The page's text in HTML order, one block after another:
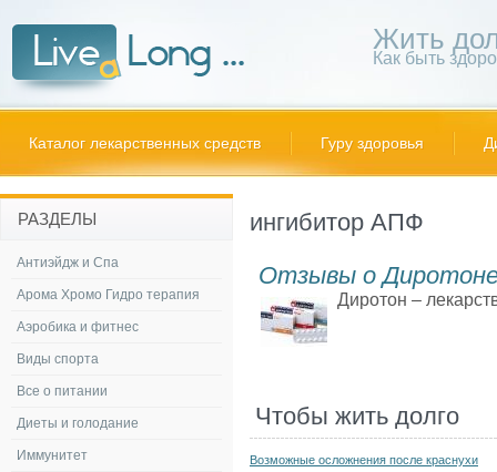
Жить
Как быть
Каталог лекарственных средств Гуру здоровья
ингибитор АПФ
Отзывы о
Диротон –
Чтобы жить долго
Возможные осложнения после краснухи
РАЗДЕЛЫ
Антиэйдж и Спа
Арома Хромо Гидро терапия
Аэробика и фитнес
Виды спорта
Все о питании
Диеты и голодание
Иммунитет